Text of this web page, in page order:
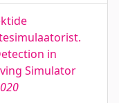
in
Simulator